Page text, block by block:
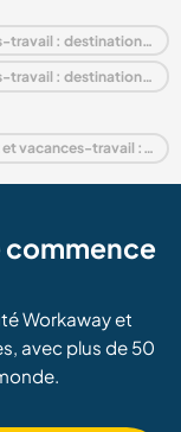
Séjours chez l'habitant, volontariat et vacances-travail : destination Suède
Séjours chez l'habitant, volontariat et vacances-travail : destination Europe
Last minute Séjours chez l'habitant, volontariat et vacances-travail : destination Suède
commence
Workaway et
avec plus de 50